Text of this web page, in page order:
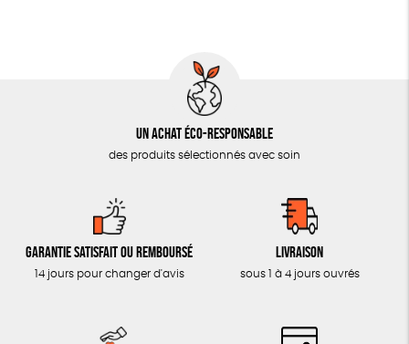
CUISINE / NUTRITION
ACCESSOIRES
Un achat éco-responsable
des produits sélectionnés avec soin
Garantie satisfait ou remboursé
14 jours pour changer d'avis
Livraison
sous 1 à 4 jours ouvrés